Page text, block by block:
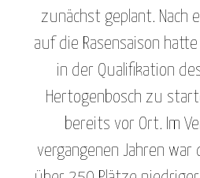
zunächst geplant. Nach
auf die Rasensaison
in der Qualifikation
Hertogenbosch zu
bereits vor Ort. Im
vergangenen Jahren